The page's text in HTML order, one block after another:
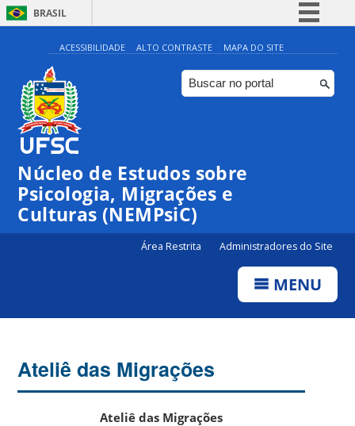
BRASIL
Simplifique!
Comunica BR
Participe
Canais
ACESSIBILIDADE ALTO CONTRASTE MAPA DO SITE
Núcleo de Estudos sobre
Psicologia, Migrações e
Culturas (NEMPsiC)
Área Restrita Administradores do Site
MENU
Ateliê das Migrações
Ateliê das Migrações